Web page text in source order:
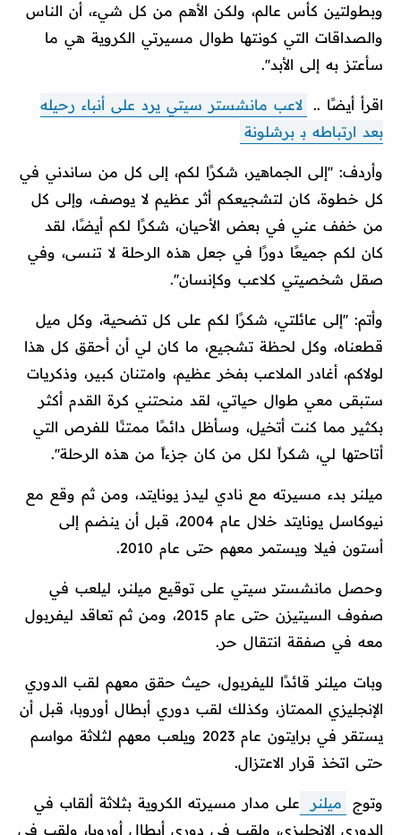
وبطولتين كأس عالم، ولكن الأهم من كل شيء، أن الناس
والصداقات التي كونتها طوال مسيرتي الكروية هي ما
سأعتز به إلى الأبد''.
اقرأ أيضًا .. لاعب مانشستر سيتي يرد على أنباء رحيله
بعد ارتباطه بـ برشلونة
وأردف: ''إلى الجماهير، شكرًا لكم، إلى كل من ساندني في
كل خطوة، كان لتشجيعكم أثر عظيم لا يوصف، وإلى كل
من خفف عني في بعض الأحيان، شكرًا لكم أيضًا، لقد
كان لكم جميعًا دورًا في جعل هذه الرحلة لا تنسى، وفي
صقل شخصيتي كلاعب وكإنسان''.
وأتم: ''إلى عائلتي، شكرًا لكم على كل تضحية، وكل ميل
قطعناه، وكل لحظة تشجيع، ما كان لي أن أحقق كل هذا
لولاكم، أغادر الملاعب بفخر عظيم، وامتنان كبير، وذكريات
ستبقى معي طوال حياتي، لقد منحتني كرة القدم أكثر
بكثير مما كنت أتخيل، وسأظل دائمًا ممتنًا للفرص التي
أتاحتها لي، شكراً لكل من كان جزءاً من هذه الرحلة''.
ميلنر بدء مسيرته مع نادي ليدز يونايتد، ومن ثم وقع مع
نيوكاسل يونايتد خلال عام 2004، قبل أن ينضم إلى
أستون فيلا ويستمر معهم حتى عام 2010.
وحصل مانشستر سيتي على توقيع ميلنر، ليلعب في
صفوف السيتيزن حتى عام 2015، ومن ثم تعاقد ليفربول
معه في صفقة انتقال حر.
وبات ميلنر قائدًا لليفربول، حيث حقق معهم لقب الدوري
الإنجليزي الممتاز، وكذلك لقب دوري أبطال أوروبا، قبل أن
يستقر في برايتون عام 2023 ويلعب معهم لثلاثة مواسم
حتى اتخذ قرار الاعتزال.
وتوج ميلنر
على مدار مسيرته الكروية بثلاثة ألقاب في
الدوري الإنجليزي، ولقب في دوري أبطال أوروبا، ولقب في